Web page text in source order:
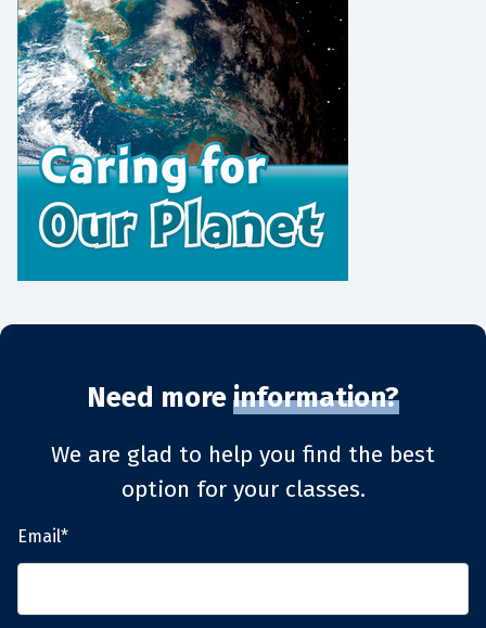
Need moreinformation?
We are glad to help you find the best
option for your classes.
Email*